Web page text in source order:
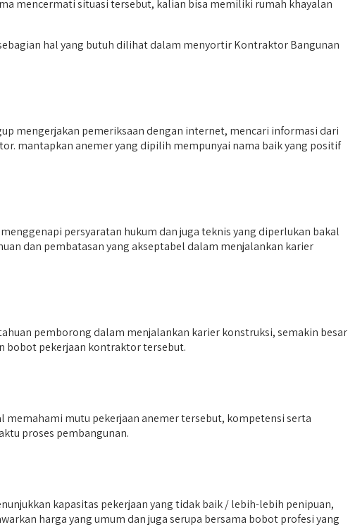
mencermati situasi tersebut, kalian bisa memiliki rumah khayalan
hal yang butuh dilihat dalam menyortir Kontraktor Bangunan
mengerjakan pemeriksaan dengan internet, mencari informasi dari
mantapkan anemer yang dipilih mempunyai nama baik yang positif
persyaratan hukum dan juga teknis yang diperlukan bakal
dan pembatasan yang akseptabel dalam menjalankan karier
pemborong dalam menjalankan karier konstruksi, semakin besar
bobot pekerjaan kontraktor tersebut.
mutu pekerjaan anemer tersebut, kompetensi serta
proses pembangunan.
kapasitas pekerjaan yang tidak baik / lebih-lebih penipuan,
harga yang umum dan juga serupa bersama bobot profesi yang